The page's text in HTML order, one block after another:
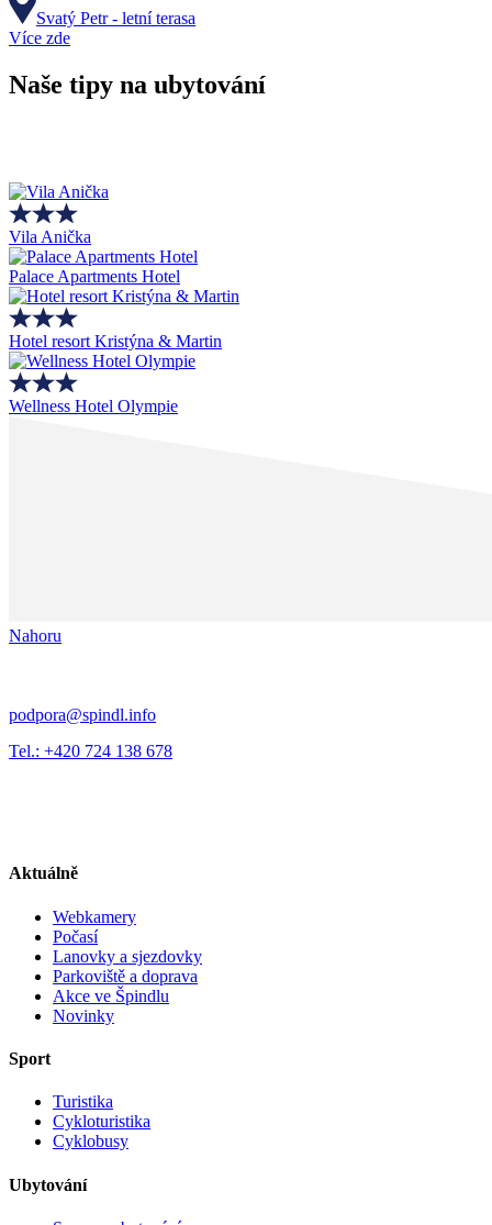
Svatý Petr - letní terasa
Více zde
Naše tipy na ubytování
Vila Anička
Palace Apartments Hotel
Hotel resort Kristýna & Martin
Wellness Hotel Olympie
Nahoru
podpora@spindl.info
Tel.: +420 724 138 678
Aktuálně
Webkamery
Počasí
Lanovky a sjezdovky
Parkoviště a doprava
Akce ve Špindlu
Novinky
Sport
Turistika
Cykloturistika
Cyklobusy
Ubytování